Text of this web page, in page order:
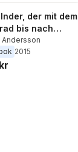
der mit dem
bis nach
fuhr um
große Liebe
Andersson
2015